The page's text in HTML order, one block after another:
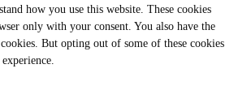
how you use this website. These cookies
only with your consent. You also have the
But opting out of some of these cookies